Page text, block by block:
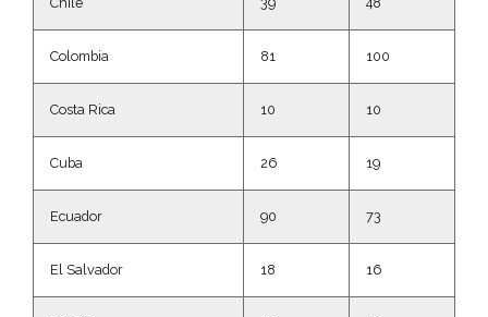
Colombia 81 100
Costa Rica 10 10
Cuba 26 19
Ecuador 90 73
El Salvador 18 16